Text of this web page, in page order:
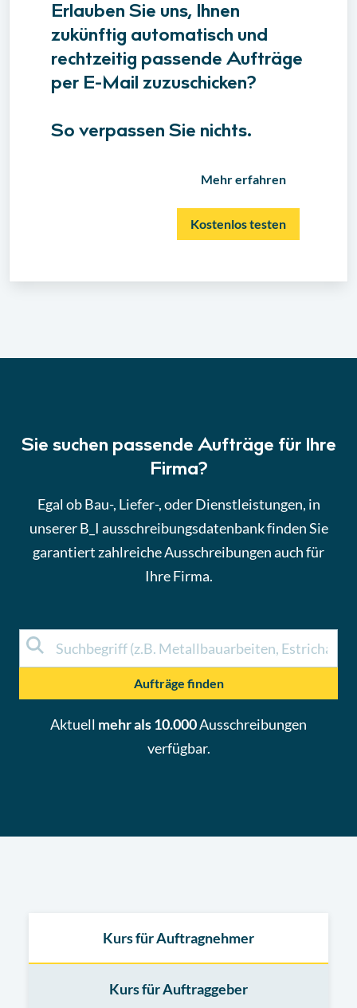
Erlauben Sie uns, Ihnen
zukünftig automatisch und
rechtzeitig passende Aufträge
per E-Mail zuzuschicken?
So verpassen Sie nichts.
Mehr erfahren
Kostenlos testen
Sie suchen passende Aufträge für Ihre
Firma?
Egal ob Bau-, Liefer-, oder Dienstleistungen, in
unserer B_I ausschreibungsdatenbank finden Sie
garantiert zahlreiche Ausschreibungen auch für
Ihre Firma.
Aufträge finden
Aktuell mehr als 10.000Ausschreibungen
verfügbar.
Kurs für Auftragnehmer
Kurs für Auftraggeber